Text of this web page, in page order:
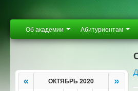
Об академии Абитуриентам
« ОКТЯБРЬ 2020 »